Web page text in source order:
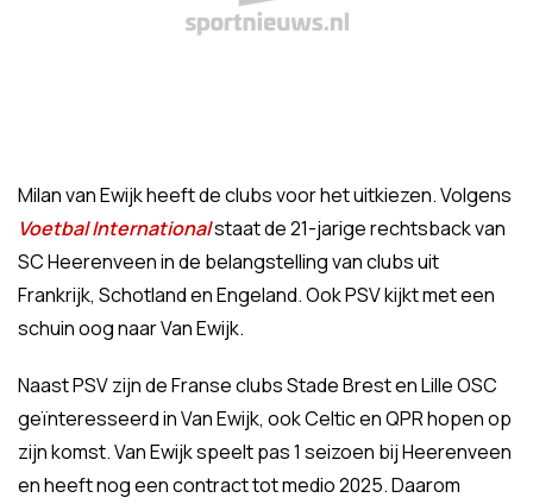
Milan van Ewijk heeft de clubs voor het uitkiezen. Volgens
Voetbal Internationalstaat de 21-jarige rechtsback van
SC Heerenveen in de belangstelling van clubs uit
Frankrijk, Schotland en Engeland. Ook PSV kijkt met een
schuin oog naar Van Ewijk.
Naast PSV zijn de Franse clubs Stade Brest en Lille OSC
geïnteresseerd in Van Ewijk, ook Celtic en QPR hopen op
zijn komst. Van Ewijk speelt pas 1 seizoen bij Heerenveen
en heeft nog een contract tot medio 2025. Daarom